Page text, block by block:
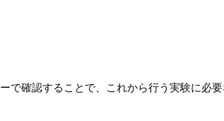
で確認することで、これから行う実験に必